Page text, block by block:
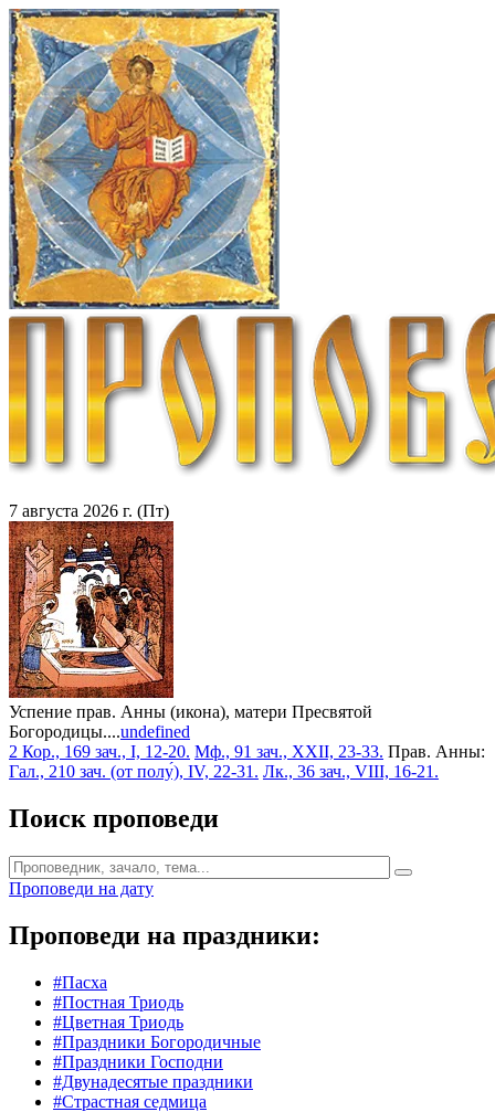
7 августа 2026 г. (Пт)
Успение прав. Анны (икона), матери Пресвятой
Богородицы....undefined
2 Кор., 169 зач., I, 12-20. Мф., 91 зач., XXII, 23-33. Прав. Анны:
Гал., 210 зач. (от полу́), IV, 22-31. Лк., 36 зач., VIII, 16-21.
Поиск проповеди
Проповеди на дату
Проповеди на праздники:
#Пасха
#Постная Триодь
#Цветная Триодь
#Праздники Богородичные
#Праздники Господни
#Двунадесятые праздники
#Страстная седмица